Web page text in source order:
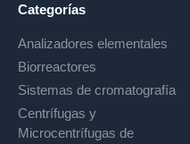
Categorías
Analizadores elementales
Biorreactores
Sistemas de cromatografía
Centrífugas y
Microcentrífugas de